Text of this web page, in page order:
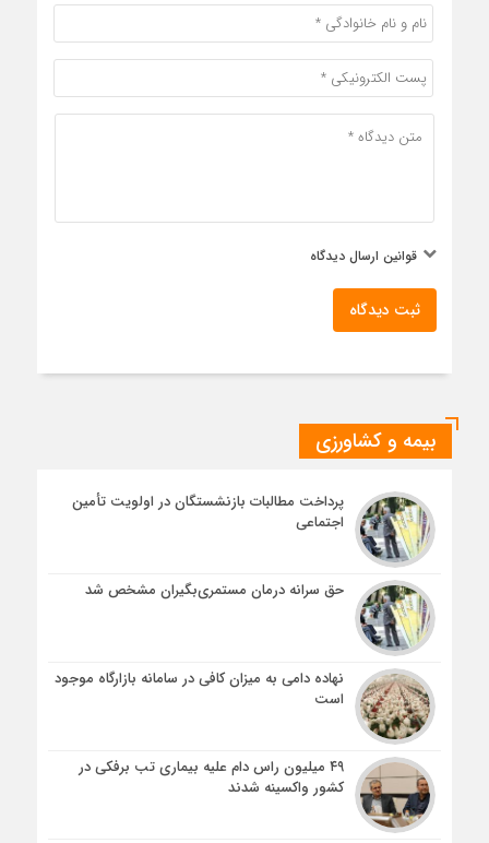
قوانین ارسال دیدگاه
ثبت دیدگاه
بیمه و کشاورزی
پرداخت مطالبات بازنشستگان در اولویت تأمین
اجتماعی
حق سرانه درمان مستمری‌بگیران مشخص شد
نهاده دامی به میزان کافی در سامانه بازارگاه موجود
است
۴۹ میلیون راس دام علیه بیماری تب برفکی در
کشور واکسینه شدند